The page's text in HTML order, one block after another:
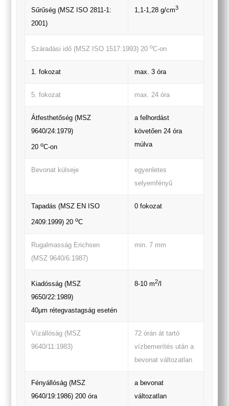
Sűrűség (MSZ ISO 2811-1:
2001)
1,1-1,28 g/cm3
Száradási idő (MSZ ISO 1517:1993) 20oC-on
1. fokozat max. 3 óra
5. fokozat max. 24 óra
Átfesthetőség (MSZ
9640/24:1979)
20oC-on
a felhordást
követően 24 óra
múlva
Bevonat külseje
egyenletes
selyemfényű
Tapadás (MSZ EN ISO
2409:1999) 20oC
0 fokozat
Rugalmasság Erichsen
(MSZ 9640/6:1987)
min. 7 mm
Kiadósság (MSZ
9650/22:1989)
40µm rétegvastagság esetén
8-10 m2/l
Vízállóság (MSZ
9640/11:1983)
72 órán át tartó
vízbemerítés után a
bevonat változatlan
Fényállóság (MSZ
9640/19:1986) 200 óra
a bevonat
változatlan